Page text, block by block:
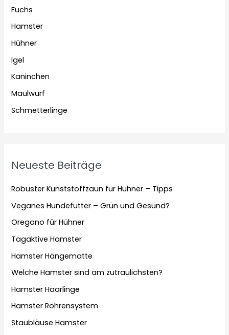
Fuchs
Hamster
Hühner
Igel
Kaninchen
Maulwurf
Schmetterlinge
Neueste Beiträge
Robuster Kunststoffzaun für Hühner – Tipps
Veganes Hundefutter – Grün und Gesund?
Oregano für Hühner
Tagaktive Hamster
Hamster Hängematte
Welche Hamster sind am zutraulichsten?
Hamster Haarlinge
Hamster Röhrensystem
Staubläuse Hamster